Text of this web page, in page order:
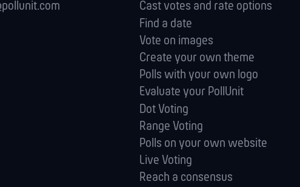
Cast votes and rate options
Find a date
Vote on images
Create your own theme
Polls with your own logo
Evaluate your PollUnit
Dot Voting
Range Voting
Polls on your own website
Live Voting
Reach a consensus